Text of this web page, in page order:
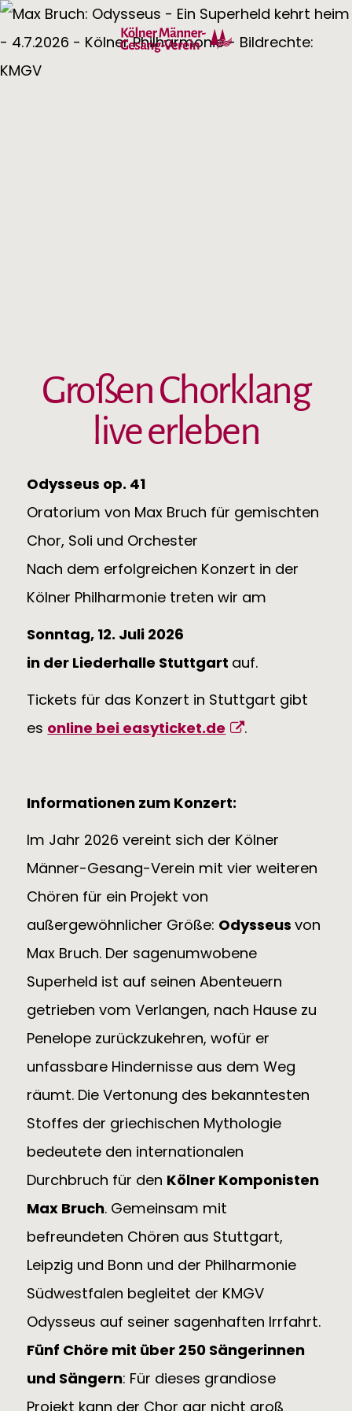
Großen Chorklang
live erleben
Odysseus op. 41
Oratorium von Max Bruch für gemischten
Chor, Soli und Orchester
Nach dem erfolgreichen Konzert in der
Kölner Philharmonie treten wir am
Sonntag, 12. Juli 2026
in der Liederhalle Stuttgart auf.
Tickets für das Konzert in Stuttgart gibt
es online bei easyticket.de .
Informationen zum Konzert:
Im Jahr 2026 vereint sich der Kölner
Männer-Gesang-Verein mit vier weiteren
Chören für ein Projekt von
außergewöhnlicher Größe: Odysseusvon
Max Bruch. Der sagenumwobene
Superheld ist auf seinen Abenteuern
getrieben vom Verlangen, nach Hause zu
Penelope zurückzukehren, wofür er
unfassbare Hindernisse aus dem Weg
räumt. Die Vertonung des bekanntesten
Stoffes der griechischen Mythologie
bedeutete den internationalen
Durchbruch für den Kölner Komponisten
Max Bruch. Gemeinsam mit
befreundeten Chören aus Stuttgart,
Leipzig und Bonn und der Philharmonie
Südwestfalen begleitet der KMGV
Odysseus auf seiner sagenhaften Irrfahrt.
Fünf Chöre mit über 250 Sängerinnen
und Sängern: Für dieses grandiose
Projekt kann der Chor gar nicht groß